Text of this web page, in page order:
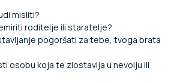
misliti?
roditelje ili staratelje?
pogoršati za tebe, tvoga brata
osobu koja te zlostavlja u nevolju ili